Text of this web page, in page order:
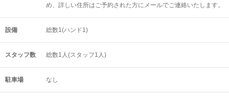
め、詳しい住所はご予約された方にメールでご連絡いたします。
設備 総数1(ハンド1)
スタッフ数 総数1人(スタッフ1人)
駐車場 なし